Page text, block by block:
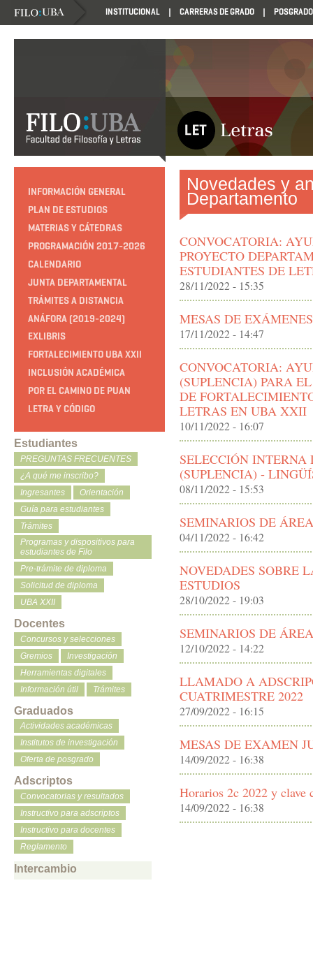
INSTITUCIONAL CARRERAS DE GRADO POSGRADO
INFORMACIÓN GENERAL
PLAN DE ESTUDIOS
MATERIAS Y CÁTEDRAS
PROGRAMACIÓN 2017-2026
CALENDARIO
JUNTA DEPARTAMENTAL
TRÁMITES A DISTANCIA
ANÁFORA (2019-2024)
EXLIBRIS
FORTALECIMIENTO UBA XXII
INCLUSIÓN ACADÉMICA
POR EL CAMINO DE PUAN
LETRA Y CÓDIGO
Estudiantes
PREGUNTAS FRECUENTES
¿A qué me inscribo?
Ingresantes
Orientación
Guía para estudiantes
Trámites
Programas y dispositivos para
estudiantes de Filo
Pre-trámite de diploma
Solicitud de diploma
UBA XXII
Docentes
Concursos y selecciones
Gremios
Investigación
Herramientas digitales
Información útil
Trámites
Graduados
Actividades académicas
Institutos de investigación
Oferta de posgrado
Adscriptos
Convocatorias y resultados
Instructivo para adscriptos
Instructivo para docentes
Reglamento
Intercambio
Novedades y
Departamento
CONVOCATORIA:
PROYECTO
ESTUDIANTES DE
28/11/2022 - 15:35
MESAS DE
17/11/2022 - 14:47
CONVOCATORIA:
(SUPLENCIA) PARA
DE
LETRAS EN UBA XXII
10/11/2022 - 16:07
SELECCIÓN
(SUPLENCIA) -
08/11/2022 - 15:53
SEMINARIOS DE
04/11/2022 - 16:42
NOVEDADES SOBRE
ESTUDIOS
28/10/2022 - 19:03
SEMINARIOS DE
12/10/2022 - 14:22
LLAMADO A
CUATRIMESTRE 2022
27/09/2022 - 16:15
MESAS DE EXAMEN
14/09/2022 - 16:38
Horarios 2c 2022 y clave
14/09/2022 - 16:38